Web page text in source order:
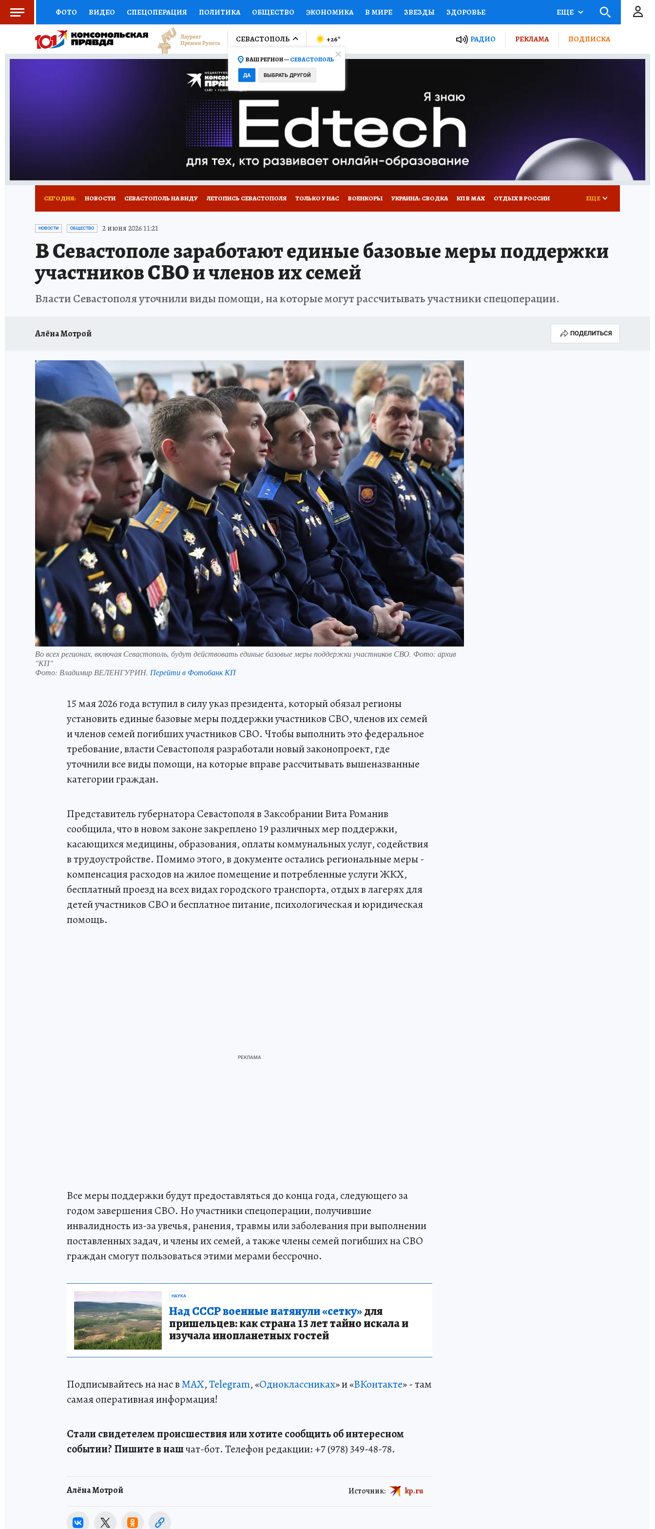
ФОТО ВИДЕО СПЕЦОПЕРАЦИЯ ПОЛИТИКА ОБЩЕСТВО ЭКОНОМИКА В МИРЕ ЗВЕЗДЫ ЗДОРОВЬЕ
СОЦПОДДЕРЖКА НАУКА СПОРТ КОЛУМНИСТЫ ПРОИСШЕСТВИЯ НАЦИОНАЛЬНЫЕ ПРОЕКТЫ РОССИИ
ВЫБОР ЭКСПЕРТОВ ДОКТОР ФИНАНСЫ ОТКРЫВАЕМ МИР Я ЗНАЮ СЕМЬЯ ЖЕНСКИЕ СЕКРЕТЫ ПУТЕВОДИТЕЛЬ
ПРОГНОЗЫ НА СПОРТ ПРОМОКОДЫ СЕРИАЛЫ
ТЕЛЕВИЗОР КОЛЛЕКЦИИ КОНКУРСЫ ГИД ПОТРЕБИТЕЛЯ
НОВОЕ НА САЙТЕ
ЕЩЕ
СЕВАСТОПОЛЬ
ВАШ РЕГИОН —СЕВАСТОПОЛЬ
ДА ВЫБРАТЬ ДРУГОЙ
+26° РАДИО РЕКЛАМА ПОДПИСКА
СЕГОДНЯ: НОВОСТИ СЕВАСТОПОЛЬ НА ВИДУ ЛЕТОПИСЬ СЕВАСТОПОЛЯ ТОЛЬКО У НАС ВОЕНКОРЫ УКРАИНА: СВОДКА КП В МАХ ОТДЫХ В РОССИИ
ЗАПОВЕДНАЯ РОССИЯ
ЕЩЕ
НОВОСТИ ОБЩЕСТВО 2 июня 2026 11:21
В Севастополе заработают единые базовые меры поддержки
участников СВО и членов их семей
Власти Севастополя уточнили виды помощи, на которые могут рассчитывать участники спецоперации.
Алёна Мотрой ПОДЕЛИТЬСЯ
Во всех регионах, включая Севастополь, будут действовать единые базовые меры поддержки участников СВО. Фото: архив
"КП"
Фото: Владимир ВЕЛЕНГУРИН. Перейти в Фотобанк КП
15 мая 2026 года вступил в силу указ президента, который обязал регионы
установить единые базовые меры поддержки участников СВО, членов их семей
и членов семей погибших участников СВО. Чтобы выполнить это федеральное
требование, власти Севастополя разработали новый законопроект, где
уточнили все виды помощи, на которые вправе рассчитывать вышеназванные
категории граждан.
Представитель губернатора Севастополя в Заксобрании Вита Романив
сообщила, что в новом законе закреплено 19 различных мер поддержки,
касающихся медицины, образования, оплаты коммунальных услуг, содействия
в трудоустройстве. Помимо этого, в документе остались региональные меры -
компенсация расходов на жилое помещение и потребленные услуги ЖКХ,
бесплатный проезд на всех видах городского транспорта, отдых в лагерях для
детей участников СВО и бесплатное питание, психологическая и юридическая
помощь.
Все меры поддержки будут предоставляться до конца года, следующего за
годом завершения СВО. Но участники спецоперации, получившие
инвалидность из-за увечья, ранения, травмы или заболевания при выполнении
поставленных задач, и члены их семей, а также члены семей погибших на СВО
граждан смогут пользоваться этими мерами бессрочно.
НАУКА
Над СССР военные натянули «сетку»для
пришельцев: как страна 13 лет тайно искала и
изучала инопланетных гостей
Подписывайтесь на нас вMAX,Telegram, «Одноклассниках» и «ВКонтакте» - там
самая оперативная информация!
Стали свидетелем происшествия или хотите сообщить об интересном
событии? Пишите в нашчат-бот. Телефон редакции: +7 (978) 349-48-78.
Алёна Мотрой Источник: kp.ru